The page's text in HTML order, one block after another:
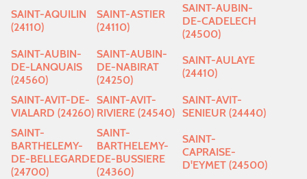
SAINT-AQUILIN
(24110)
SAINT-ASTIER
(24110)
SAINT-AUBIN-
DE-CADELECH
(24500)
SAINT-AUBIN-
DE-LANQUAIS
(24560)
SAINT-AUBIN-
DE-NABIRAT
(24250)
SAINT-AULAYE
(24410)
SAINT-AVIT-DE-
VIALARD (24260)
SAINT-AVIT-
RIVIERE (24540)
SAINT-AVIT-
SENIEUR (24440)
SAINT-
BARTHELEMY-
DE-BELLEGARDE
(24700)
SAINT-
BARTHELEMY-
DE-BUSSIERE
(24360)
SAINT-
CAPRAISE-
D'EYMET (24500)